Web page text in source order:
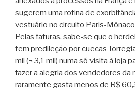
sugerem uma rotina de
vestuário no circuito Paris-
Pelas faturas, sabe-se que o
tem predileção por cuecas
mil (¬ 3,1 mil) numa só visita à loja
fazer a alegria dos vendedores da
raramente gasta menos de R$